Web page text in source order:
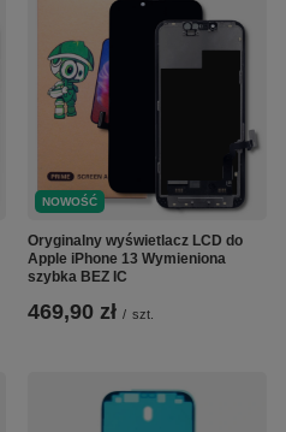
NOWOŚĆ
Oryginalny wyświetlacz LCD do
Apple iPhone 13 Wymieniona
szybka BEZ IC
469,90 zł / szt.